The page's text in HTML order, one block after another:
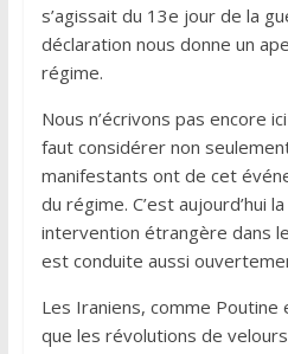
s’agissait du 13e jour de la
déclaration nous donne un
régime.
Nous n’écrivons pas encore
faut considérer non
manifestants ont de cet
du régime. C’est aujourd’hui
intervention étrangère dans
est conduite aussi
Les Iraniens, comme
que les révolutions de